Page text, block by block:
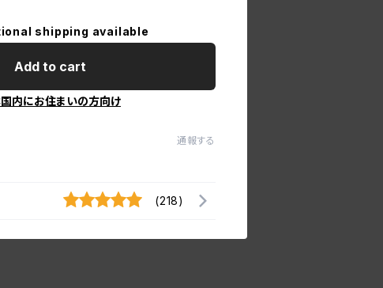
shipping available
Add to cart
内にお住まいの方向け
通報する
(218)